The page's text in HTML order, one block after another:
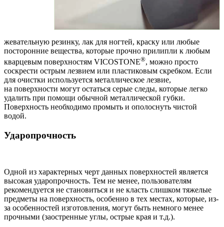
жевательную резинку, лак для ногтей, краску или любые
посторонние вещества, которые прочно прилипли к любым
кварцевым поверхностям VICOSTONE®, можно просто
соскрести острым лезвием или пластиковым скребком. Если
для очистки используется металлическое лезвие,
на поверхности могут остаться серые следы, которые легко
удалить при помощи обычной металлической губки.
Поверхность необходимо промыть и ополоснуть чистой
водой.
Ударопрочность
Одной из характерных черт данных поверхностей является
высокая ударопрочность. Тем не менее, пользователям
рекомендуется не становиться и не класть слишком тяжелые
предметы на поверхность, особенно в тех местах, которые, из-
за особенностей изготовления, могут быть немного менее
прочными (заостренные углы, острые края и т.д.).